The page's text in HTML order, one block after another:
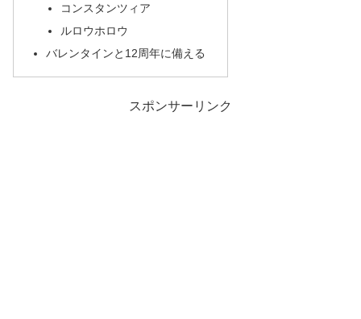
コンスタンツィア
ルロウホロウ
バレンタインと12周年に備える
スポンサーリンク